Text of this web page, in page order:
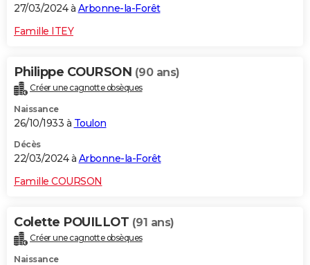
27/03/2024 à Arbonne-la-Forêt
Famille ITEY
Philippe COURSON (90 ans)
Créer une cagnotte obsèques
Naissance
26/10/1933 à Toulon
Décès
22/03/2024 à Arbonne-la-Forêt
Famille COURSON
Colette POUILLOT (91 ans)
Créer une cagnotte obsèques
Naissance